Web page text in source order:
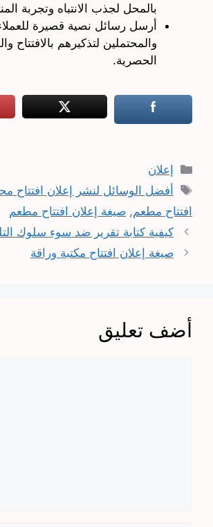
بالمحل لجذب الانتباه وتجربة
أرسل رسائل نصية قصيرة للعملاء
والمحتملين لتذكيرهم بالافتتاح
الحصرية.
التصنيفات
إعلان
الوسوم
أفضل الوسائل لنشر إعلان افتتاح
افتتاح مطعم, صيغة إعلان افتتاح مطعم
كيفية كتابة تقرير ضد سوء سلوك
صيغة إعلان افتتاح مكتبة وراقة
أضف تعليق